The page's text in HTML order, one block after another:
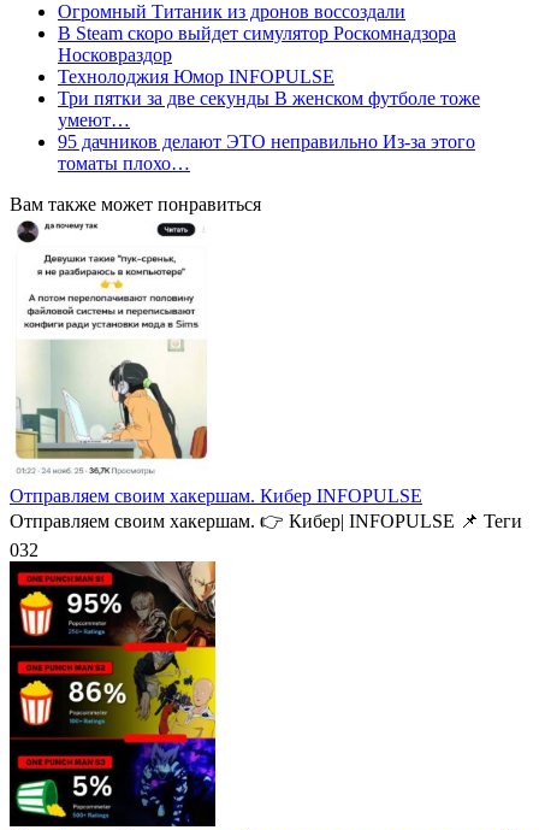
Огромный Титаник из дронов воссоздали
В Steam скоро выйдет симулятор Роскомнадзора
Носковраздор
Технолоджия Юмор INFOPULSE
Три пятки за две секунды В женском футболе тоже
умеют…
95 дачников делают ЭТО неправильно Из-за этого
томаты плохо…
Вам также может понравиться
Отправляем своим хакершам. Кибер INFOPULSE
Отправляем своим хакершам. 👉 Кибер| INFOPULSE⁩ 📌 Теги
032